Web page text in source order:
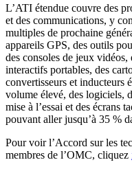
L’ATI étendue couvre des
et des communications, y
multiples de prochaine
appareils GPS, des outils
des consoles de jeux
interactifs portables, des
convertisseurs et inducteurs
volume élevé, des logiciels,
mise à l’essai et des écrans
pouvant aller jusqu’à 35 %
Pour voir l’Accord sur les
membres de l’OMC, cliquez